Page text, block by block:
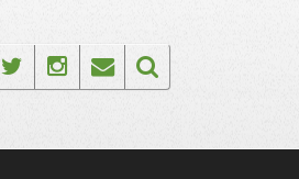
FacebookTwitterInstagram
Email